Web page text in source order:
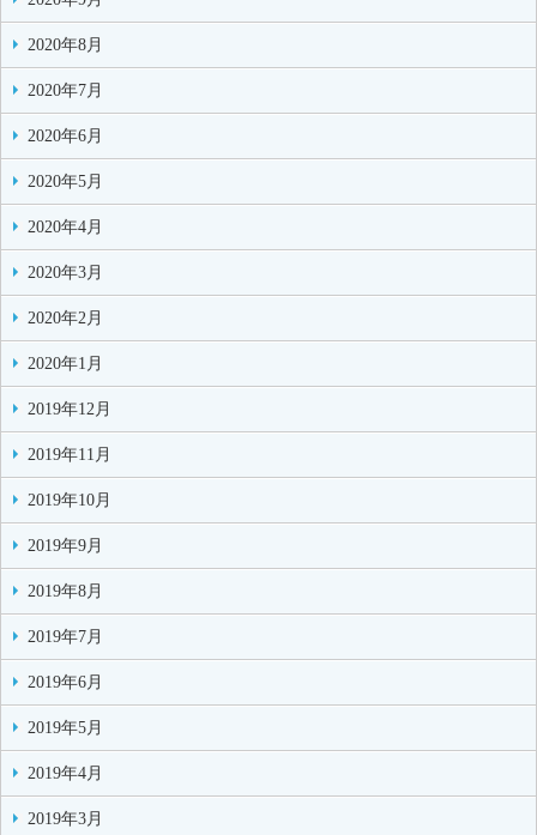
2020年8月
2020年7月
2020年6月
2020年5月
2020年4月
2020年3月
2020年2月
2020年1月
2019年12月
2019年11月
2019年10月
2019年9月
2019年8月
2019年7月
2019年6月
2019年5月
2019年4月
2019年3月